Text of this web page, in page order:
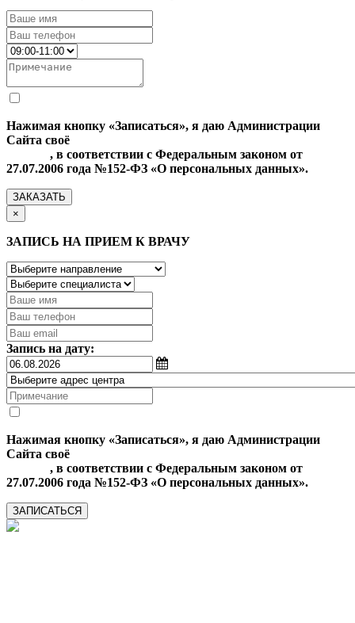
Нажимая кнопку «Записаться», я даю Администрации
Сайта своё
, в соответствии с Федеральным законом от
27.07.2006 года №152-ФЗ «О персональных данных».
ЗАКАЗАТЬ
×
ЗАПИСЬ НА ПРИЕМ К ВРАЧУ
Запись на дату:
Нажимая кнопку «Записаться», я даю Администрации
Сайта своё
, в соответствии с Федеральным законом от
27.07.2006 года №152-ФЗ «О персональных данных».
ЗАПИСАТЬСЯ